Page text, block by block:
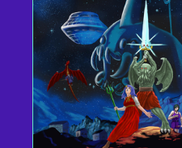
Adicionar ao carrinho
Ver ofertas